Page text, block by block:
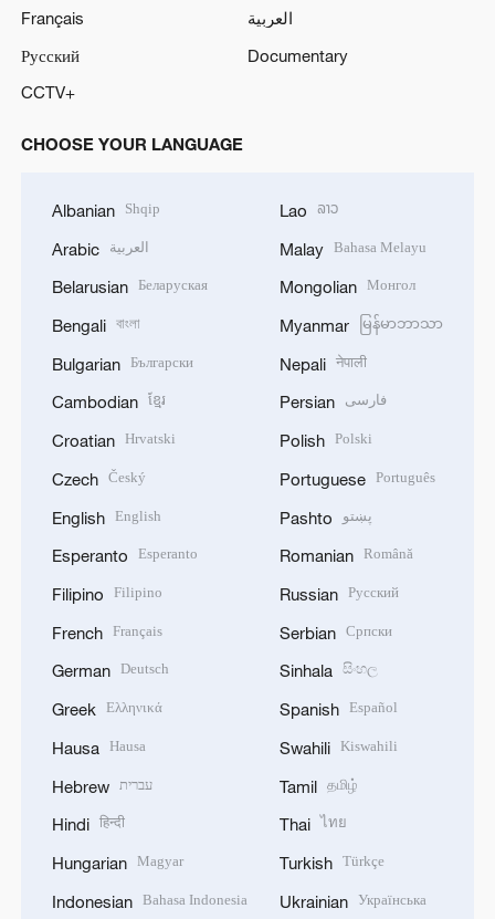
Français
العربية
Русский
Documentary
CCTV+
CHOOSE YOUR LANGUAGE
Albanian Shqip
Arabic العربية
Belarusian Беларуская
Bengali বাংলা
Bulgarian Български
Cambodian ខ្មែរ
Croatian Hrvatski
Czech Český
English English
Esperanto Esperanto
Filipino Filipino
French Français
German Deutsch
Greek Ελληνικά
Hausa Hausa
Hebrew עברית
Hindi हिन्दी
Hungarian Magyar
Indonesian Bahasa Indonesia
Lao ລາວ
Malay Bahasa Melayu
Mongolian Монгол
Myanmar မြန်မာဘာသာ
Nepali नेपाली
Persian فارسی
Polish Polski
Portuguese Português
Pashto پښتو
Romanian Română
Russian Русский
Serbian Српски
Sinhala සිංහල
Spanish Español
Swahili Kiswahili
Tamil தமிழ்
Thai ไทย
Turkish Türkçe
Ukrainian Українська